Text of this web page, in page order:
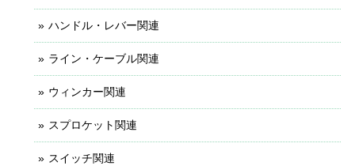
ハンドル・レバー関連
ライン・ケーブル関連
ウィンカー関連
スプロケット関連
スイッチ関連